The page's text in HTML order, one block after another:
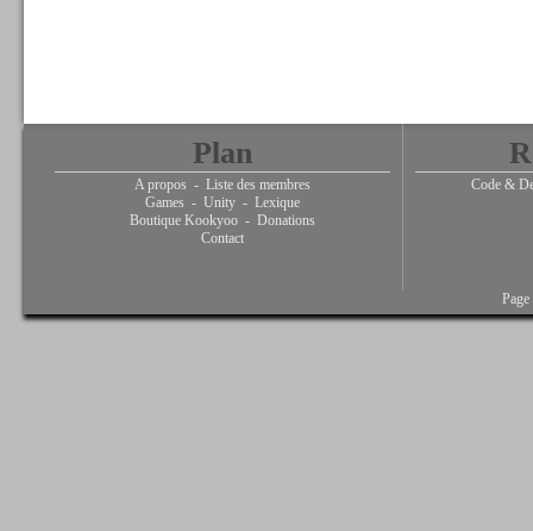
Plan
A propos - Liste des membres
Games - Unity - Lexique
Boutique Kookyoo - Donations
Contact
Code &